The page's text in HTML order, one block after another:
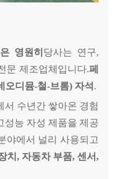
영원히 당사는 연구,
문 제조업체입니다.페
오디뮴-철-브롬) 자석 .
서 수년간 쌓아온 경험
성능 자성 제품을 제공
야에서 널리 사용되고
치, 자동차 부품, 센서,